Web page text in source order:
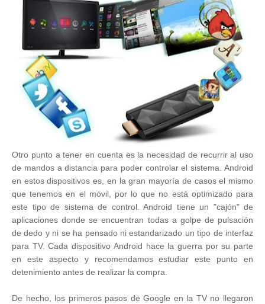
Otro punto a tener en cuenta es la necesidad de recurrir al uso
de mandos a distancia para poder controlar el sistema. Android
en estos dispositivos es, en la gran mayoría de casos el mismo
que tenemos en el móvil, por lo que no está optimizado para
este tipo de sistema de control. Android tiene un "cajón" de
aplicaciones donde se encuentran todas a golpe de pulsación
de dedo y ni se ha pensado ni estandarizado un tipo de interfaz
para TV. Cada dispositivo Android hace la guerra por su parte
en este aspecto y recomendamos estudiar este punto en
detenimiento antes de realizar la compra.
De hecho, los primeros pasos de Google en la TV no llegaron